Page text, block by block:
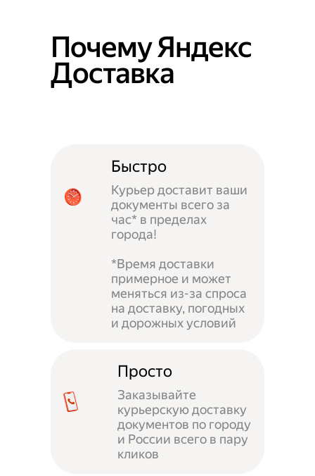
Почему Яндекс
Доставка
Быстро
Курьер доставит ваши
документы всего за
час* в пределах
города!
*Время доставки
примерное и может
меняться из-за спроса
на доставку, погодных
и дорожных условий
Просто
Заказывайте
курьерскую доставку
документов по городу
и России всего в пару
кликов